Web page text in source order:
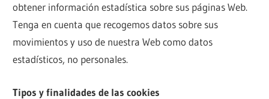
obtener información estadística sobre sus páginas Web.
Tenga en cuenta que recogemos datos sobre sus
movimientos y uso de nuestra Web como datos
estadísticos, no personales.
Tipos y finalidades de las cookies